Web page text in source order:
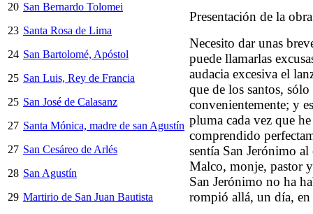
20 San Bernardo Tolomei
23 Santa Rosa de Lima
24 San Bartolomé, Apóstol
25 San Luis, Rey de Francia
25 San José de Calasanz
27 Santa Mónica, madre de san Agustín
27 San Cesáreo de Arlés
28 San Agustín
29 Martirio de San Juan Bautista
Presentación de la
Necesito dar unas
puede llamarlas
audacia excesiva el
que de los santos,
convenientemente; y
pluma cada vez que
comprendido
sentía San Jerónimo
Malco, monje, pastor
San Jerónimo no ha
rompió allá, un día,